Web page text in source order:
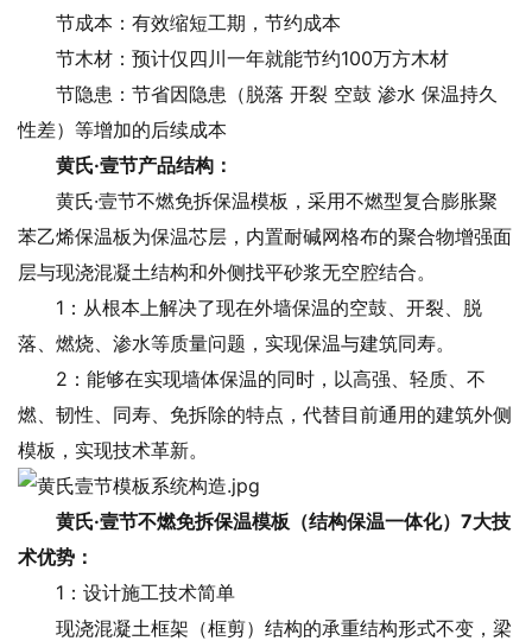
节成本：有效缩短工期，节约成本
节木材：预计仅四川一年就能节约100万方木材
节隐患：节省因隐患（脱落 开裂 空鼓 渗水 保温持久
性差）等增加的后续成本
黄氏·壹节产品结构：
黄氏·壹节不燃免拆保温模板，采用不燃型复合膨胀聚
苯乙烯保温板为保温芯层，内置耐碱网格布的聚合物增强面
层与现浇混凝土结构和外侧找平砂浆无空腔结合。
1：从根本上解决了现在外墙保温的空鼓、开裂、脱
落、燃烧、渗水等质量问题，实现保温与建筑同寿。
2：能够在实现墙体保温的同时，以高强、轻质、不
燃、韧性、同寿、免拆除的特点，代替目前通用的建筑外侧
模板，实现技术革新。
黄氏·壹节不燃免拆保温模板（结构保温一体化）7大技
术优势：
1：设计施工技术简单
现浇混凝土框架（框剪）结构的承重结构形式不变，梁